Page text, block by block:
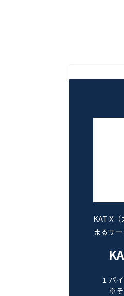
KATIX
まるサー
バ
※そ